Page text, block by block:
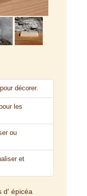
décorer.
les
ou
et
d' épicéa